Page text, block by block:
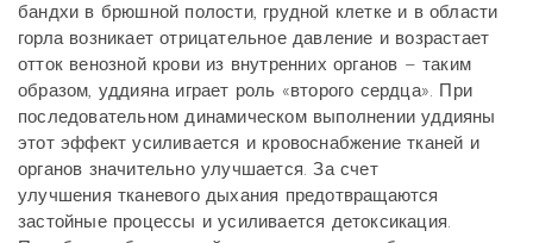
бандхи в брюшной полости, грудной клетке и в области
горла возникает отрицательное давление и возрастает
отток венозной крови из внутренних органов – таким
образом, уддияна играет роль «второго сердца». При
последовательном динамическом выполнении уддияны
этот эффект усиливается и кровоснабжение тканей и
органов значительно улучшается. За счет
улучшения тканевого дыхания предотвращаются
застойные процессы и усиливается детоксикация.